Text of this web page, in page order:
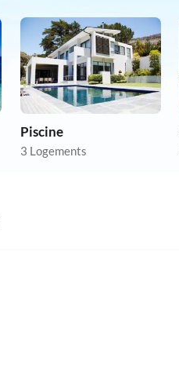
Piscine
3 Logements